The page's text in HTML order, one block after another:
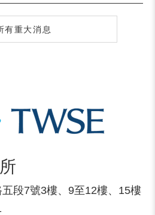
有重大消息
段7號3樓、9至12樓、15樓